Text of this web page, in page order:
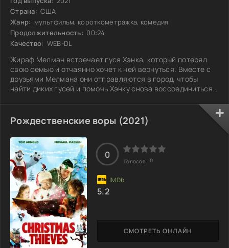
Страна: США
Жанр: мультфильм, короткометражка, комедия
Продолжительность: 00:24
Качество: WEB-DL
Жираф Мелман встречает гуся Хэнка, который потерял
свою семью и отчаянно хочет к ней вернуться. Вместе с
друзьями Мелмана они отправляются в город, чтобы
найти диких гусей и помочь Хэнку снова воссоединиться с
сюрпризов. Друзья сталкиваются с множеством
препятствий, но их решимость и дружба помогают
двигаться вперед. Что же ждет их на этом пути, и смогут
ли они найти семью Хэнка?
Рождественские воры (2021)
СМОТРЕТЬ ОНЛАЙН
0
Голосов: 0
5.2